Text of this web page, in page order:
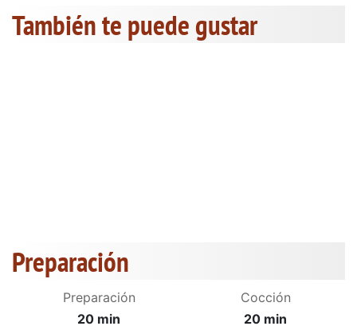
También te puede gustar
Preparación
Preparación
20 min
Cocción
20 min